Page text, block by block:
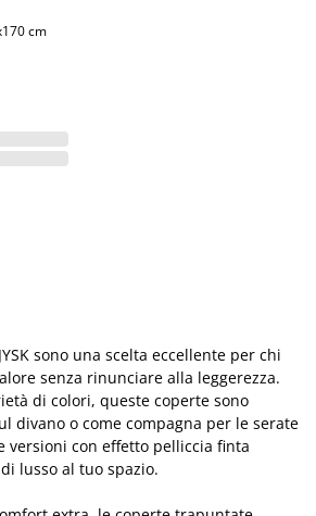
cm
sono una scelta eccellente per chi
senza rinunciare alla leggerezza.
di colori, queste coperte sono
divano o come compagna per le serate
versioni con effetto pelliccia finta
lusso al tuo spazio.